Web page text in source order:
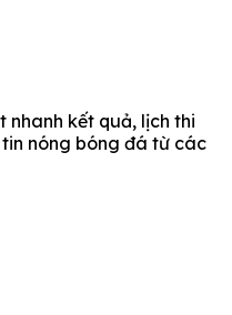
nhanh kết quả, lịch thi
nóng bóng đá từ các